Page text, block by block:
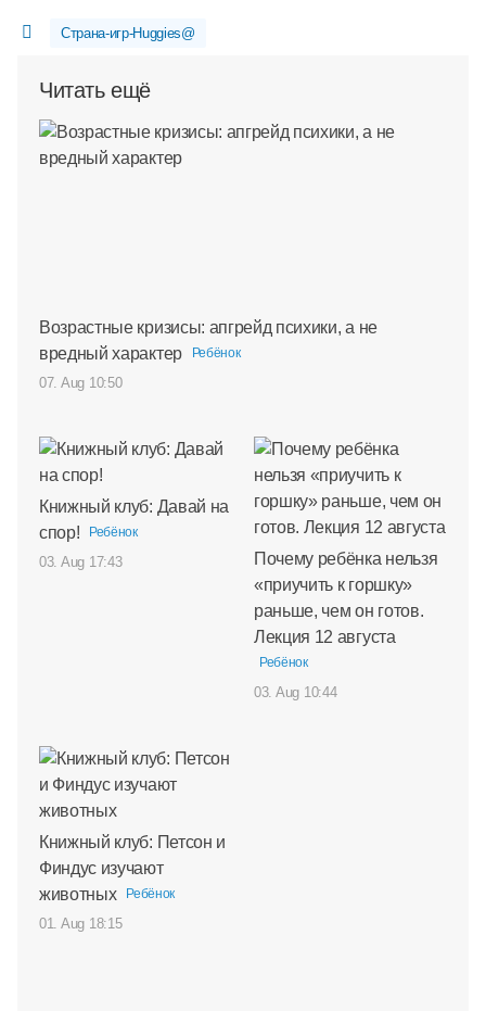
Страна-игр-Huggies@
Читать ещё
Возрастные кризисы: апгрейд психики, а не
вредный характер
Ребёнок
07. Aug 10:50
Книжный клуб: Давай на
спор!
Ребёнок
03. Aug 17:43
Почему ребёнка нельзя
«приучить к горшку»
раньше, чем он готов.
Лекция 12 августа
Ребёнок
03. Aug 10:44
Книжный клуб: Петсон и
Финдус изучают
животных
Ребёнок
01. Aug 18:15